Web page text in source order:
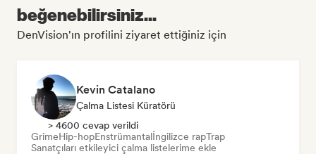
beğenebilirsiniz...
DenVision'ın profilini ziyaret ettiğiniz için
Kevin Catalano
Çalma Listesi Küratörü
> 4600 cevap verildi
GrimeHip-hopEnstrümantalİngilizce rapTrap
Sanatçıları etkileyici çalma listelerime ekle